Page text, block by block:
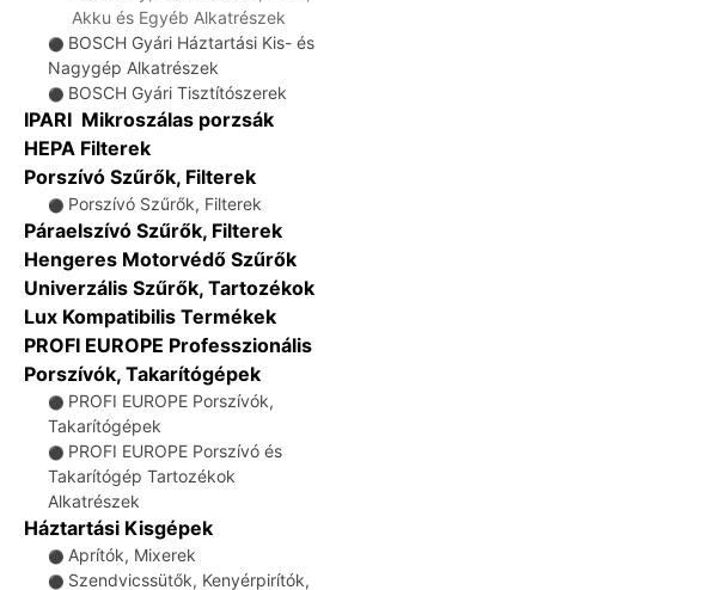
Akku és Egyéb Alkatrészek
⚫ BOSCH Gyári Háztartási Kis- és
Nagygép Alkatrészek
⚫ BOSCH Gyári Tisztítószerek
IPARI Mikroszálas porzsák
HEPA Filterek
Porszívó Szűrők, Filterek
⚫ Porszívó Szűrők, Filterek
Páraelszívó Szűrők, Filterek
Hengeres Motorvédő Szűrők
Univerzális Szűrők, Tartozékok
Lux Kompatibilis Termékek
PROFI EUROPE Professzionális
Porszívók, Takarítógépek
⚫ PROFI EUROPE Porszívók,
Takarítógépek
⚫ PROFI EUROPE Porszívó és
Takarítógép Tartozékok
Alkatrészek
Háztartási Kisgépek
⚫ Aprítók, Mixerek
⚫ Szendvicssütők, Kenyérpirítók,